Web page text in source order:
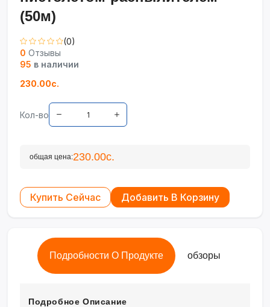
(50м)
(0)
0 Отзывы
95 в наличии
230.00с.
Кол-во
общая цена:230.00с.
Купить Сейчас Добавить В Корзину
Подробности О Продукте обзоры
Подробное Описание